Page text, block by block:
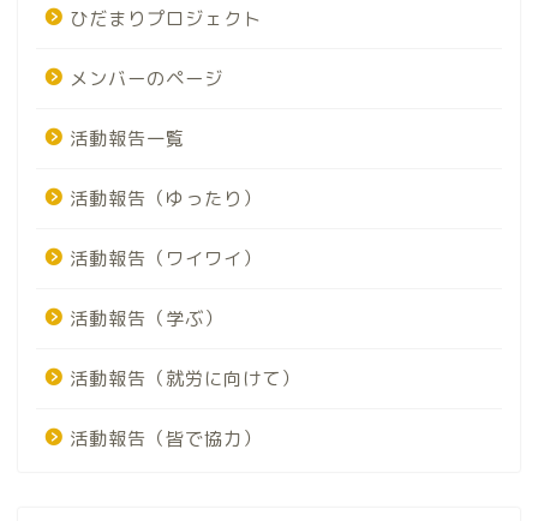
ひだまりプロジェクト
メンバーのページ
活動報告一覧
活動報告（ゆったり）
活動報告（ワイワイ）
活動報告（学ぶ）
活動報告（就労に向けて）
活動報告（皆で協力）